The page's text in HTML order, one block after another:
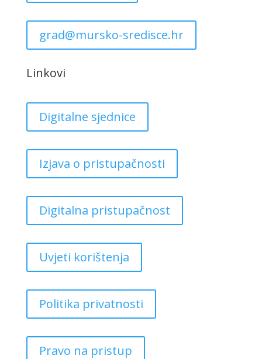
grad@mursko-sredisce.hr
Linkovi
Digitalne sjednice
Izjava o pristupačnosti
Digitalna pristupačnost
Uvjeti korištenja
Politika privatnosti
Pravo na pristup